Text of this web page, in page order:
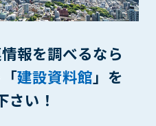
報を調べるなら
建設資料館」を
さい！
ライバシー等を侵害する行
ム等を送信又は書き込む行為
を目的とした行為